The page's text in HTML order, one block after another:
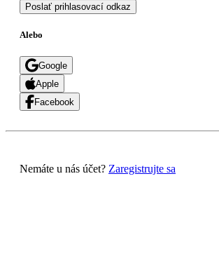
Poslať prihlasovací odkaz
Alebo
Google
Apple
Facebook
Nemáte u nás účet? Zaregistrujte sa